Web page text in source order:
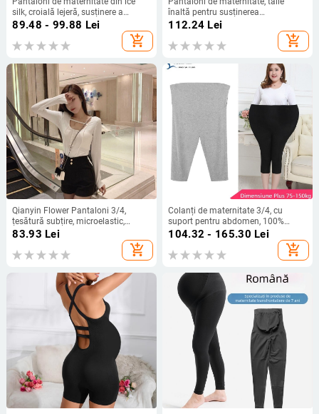
silk, croială lejeră, susținere a
abdomenului, lungime 9/10,
mărime plus, efect slim, aspect de
picioare goale
89.48 - 99.88 Lei
add_shopping_cart
înaltă pentru susținerea
abdomenului, cu buzunare, Milk Silk
poliester-elastan, grosime medie,
croială strâmtă
112.24 Lei
add_shopping_cart
Qianyin Flower Pantaloni 3/4,
țesătură subțire, microelastic,
Primăvara 2023
83.93 Lei
add_shopping_cart
Colanți de maternitate 3/4, cu
suport pentru abdomen, 100%
modal, croială strânsă
104.32 - 165.30 Lei
add_shopping_cart